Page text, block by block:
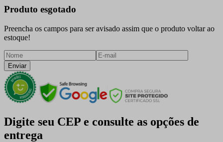
Produto esgotado
Preencha os campos para ser avisado assim que o produto voltar ao
estoque!
Enviar
Digite seu CEP e consulte as opções de
entrega